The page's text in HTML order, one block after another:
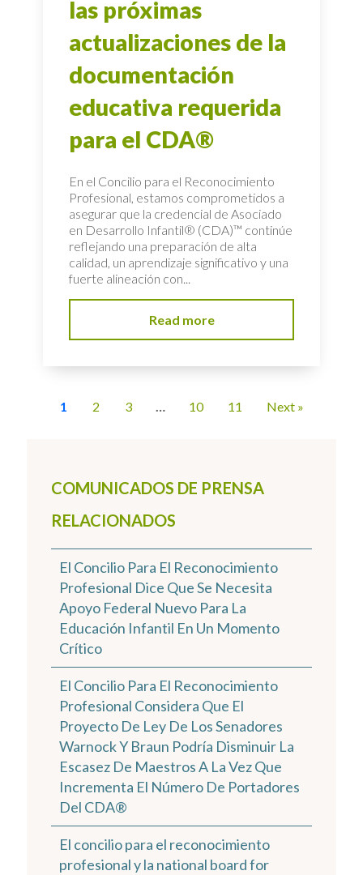
COMUNICADOS DE PRENSA
RELACIONADOS
El Concilio Para El Reconocimiento
Profesional Dice Que Se Necesita
Apoyo Federal Nuevo Para La
Educación Infantil En Un Momento
Crítico
El Concilio Para El Reconocimiento
Profesional Considera Que El
Proyecto De Ley De Los Senadores
Warnock Y Braun Podría Disminuir La
Escasez De Maestros A La Vez Que
Incrementa El Número De Portadores
Del CDA®
El concilio para el reconocimiento
profesional y la national board for
las próximas
actualizaciones de la
documentación
educativa requerida
para el CDA®
En el Concilio para el Reconocimiento
Profesional, estamos comprometidos a
asegurar que la credencial de Asociado
en Desarrollo Infantil® (CDA)™ continúe
reflejando una preparación de alta
calidad, un aprendizaje significativo y una
fuerte alineación con...
Read more
1 2 3 … 10 11 Next »